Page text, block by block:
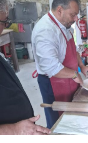
“embárrase”
en
Avelaíña
para
coñecer
o
seu
obradoiro
cerámica